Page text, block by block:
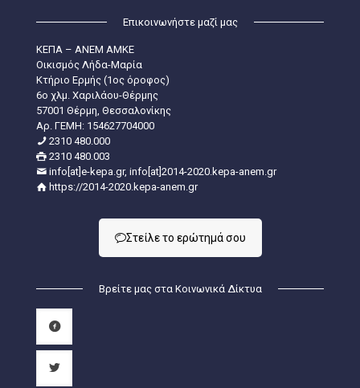
Επικοινωνήστε μαζί μας
ΚΕΠΑ – ΑΝΕΜ ΑΜΚΕ
Οικισμός Λήδα-Μαρία
Κτήριο Ερμής (1ος όροφος)
6ο χλμ. Χαριλάου-Θέρμης
57001 Θέρμη, Θεσσαλονίκης
Aρ. ΓΕΜΗ: 154627704000
2310 480.000
2310 480.003
info[at]e-kepa.gr, info[at]2014-2020.kepa-anem.gr
https://2014-2020.kepa-anem.gr
Στείλε τo ερώτημά σου
Βρείτε μας στα Κοινωνικά Δίκτυα